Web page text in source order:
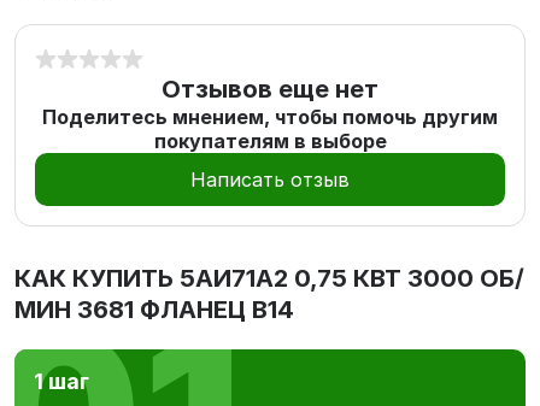
Отзывов еще нет
Поделитесь мнением, чтобы помочь другим
покупателям в выборе
Написать отзыв
КАК КУПИТЬ 5АИ71А2 0,75 КВТ 3000 ОБ/
МИН 3681 ФЛАНЕЦ В14
1 шаг